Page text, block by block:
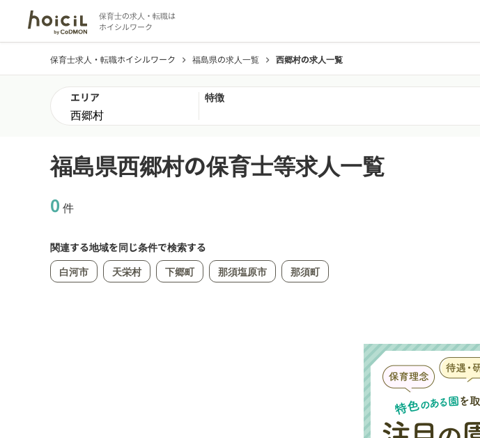
保育士の求人・転職は
ホイシルワーク
保育士求人・転職ホイシルワーク chevron_right 福島県の求人一覧 chevron_right 西郷村の求人一覧
エリア 特徴
福島県西郷村の保育士等求人一覧
0 件
関連する地域を同じ条件で検索する
白河市
天栄村 下郷町 那須塩原市 那須町